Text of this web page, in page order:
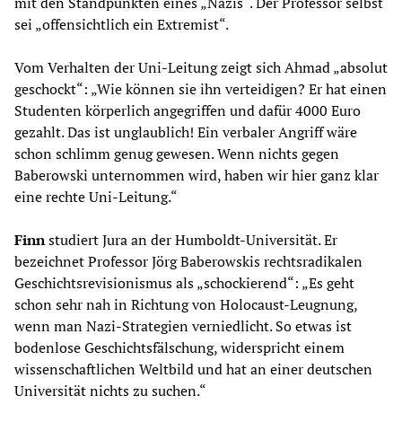
sei „offensichtlich ein Extremist“.
Vom Verhalten der Uni-Leitung zeigt sich Ahmad „absolut
geschockt“: „Wie können sie ihn verteidigen? Er hat einen
Studenten körperlich angegriffen und dafür 4000 Euro
gezahlt. Das ist unglaublich! Ein verbaler Angriff wäre
schon schlimm genug gewesen. Wenn nichts gegen
Baberowski unternommen wird, haben wir hier ganz klar
eine rechte Uni-Leitung.“
Finnstudiert Jura an der Humboldt-Universität. Er
bezeichnet Professor Jörg Baberowskis rechtsradikalen
Geschichtsrevisionismus als „schockierend“: „Es geht
schon sehr nah in Richtung von Holocaust-Leugnung,
wenn man Nazi-Strategien verniedlicht. So etwas ist
bodenlose Geschichtsfälschung, widerspricht einem
wissenschaftlichen Weltbild und hat an einer deutschen
Universität nichts zu suchen.“